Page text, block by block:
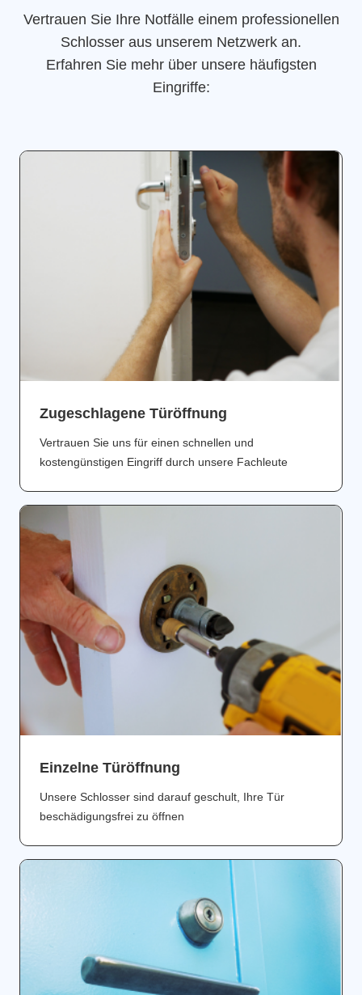
Vertrauen Sie Ihre Notfälle einem professionellen
Schlosser aus unserem Netzwerk an.
Erfahren Sie mehr über unsere häufigsten
Eingriffe:
Zugeschlagene Türöffnung
Vertrauen Sie uns für einen schnellen und
kostengünstigen Eingriff durch unsere Fachleute
Einzelne Türöffnung
Unsere Schlosser sind darauf geschult, Ihre Tür
beschädigungsfrei zu öffnen